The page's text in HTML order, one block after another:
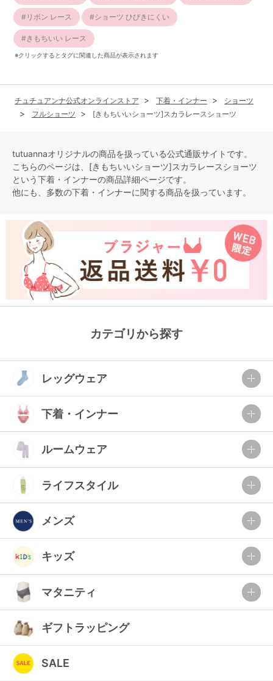
リボン レース ショーツ ひびきにくい
きもちいい レース
※クリックするとタグに関連した商品が表示されます
チュチュアンナ公式オンラインストア 下着・インナー
ショーツ
フルショーツ
[きもちいいショーツ]スカラレースショーツ
tutuannaオリジナルの商品を扱っている公式通販サイトです。
こちらのページは、[きもちいいショーツ]スカラレースショーツ
という下着・インナーの商品詳細ページです。
他にも、多数の下着・インナーに関する商品を扱っています。
カテゴリから探す
レッグウェア
下着・インナー
ルームウェア
ライフスタイル
メンズ
キッズ
マタニティ
ギフトラッピング
SALE